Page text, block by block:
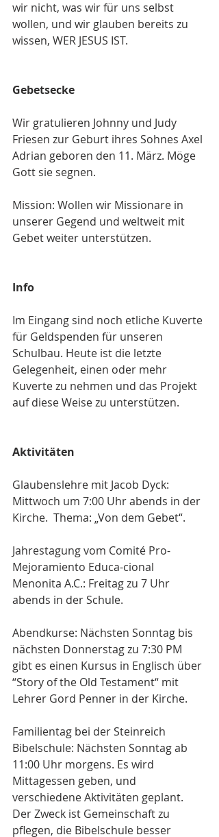
wir nicht, was wir für uns selbst
wollen, und wir glauben bereits zu
wissen, WER JESUS IST.
Gebetsecke
Wir gratulieren Johnny und Judy
Friesen zur Geburt ihres Sohnes Axel
Adrian geboren den 11. März. Möge
Gott sie segnen.
Mission: Wollen wir Missionare in
unserer Gegend und weltweit mit
Gebet weiter unterstützen.
Info
Im Eingang sind noch etliche Kuverte
für Geldspenden für unseren
Schulbau. Heute ist die letzte
Gelegenheit, einen oder mehr
Kuverte zu nehmen und das Projekt
auf diese Weise zu unterstützen.
Aktivitäten
Glaubenslehre mit Jacob Dyck:
Mittwoch um 7:00 Uhr abends in der
Kirche.  Thema: „Von dem Gebet“.
Jahrestagung vom Comité Pro-
Mejoramiento Educa-cional
Menonita A.C.: Freitag zu 7 Uhr
abends in der Schule.
Abendkurse: Nächsten Sonntag bis
nächsten Donnerstag zu 7:30 PM
gibt es einen Kursus in Englisch über
“Story of the Old Testament“ mit
Lehrer Gord Penner in der Kirche.
Familientag bei der Steinreich
Bibelschule: Nächsten Sonntag ab
11:00 Uhr morgens. Es wird
Mittagessen geben, und
verschiedene Aktivitäten geplant.
Der Zweck ist Gemeinschaft zu
pflegen, die Bibelschule besser